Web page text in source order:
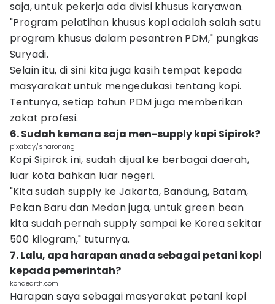
saja, untuk pekerja ada divisi khusus karyawan.
"Program pelatihan khusus kopi adalah salah satu
program khusus dalam pesantren PDM," pungkas
Suryadi.
Selain itu, di sini kita juga kasih tempat kepada
masyarakat untuk mengedukasi tentang kopi.
Tentunya, setiap tahun PDM juga memberikan
zakat profesi.
6. Sudah kemana saja men-supply kopi Sipirok?
pixabay/sharonang
Kopi Sipirok ini, sudah dijual ke berbagai daerah,
luar kota bahkan luar negeri.
"Kita sudah supply ke Jakarta, Bandung, Batam,
Pekan Baru dan Medan juga, untuk green bean
kita sudah pernah supply sampai ke Korea sekitar
500 kilogram," tuturnya.
7. Lalu, apa harapan anada sebagai petani kopi
kepada pemerintah?
konaearth.com
Harapan saya sebagai masyarakat petani kopi